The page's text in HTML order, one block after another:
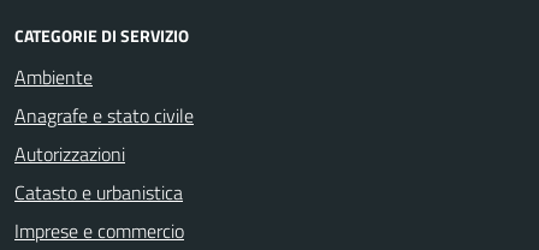
CATEGORIE DI SERVIZIO
Ambiente
Anagrafe e stato civile
Autorizzazioni
Catasto e urbanistica
Imprese e commercio